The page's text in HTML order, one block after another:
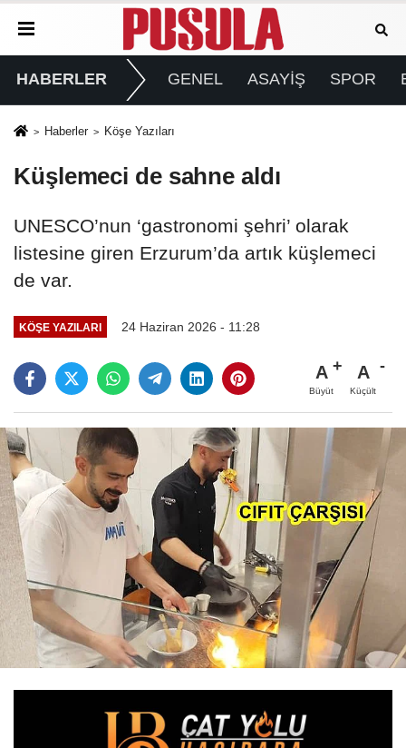
HABERLER GENEL ASAYİŞ SPOR
Haberler Köşe Yazıları
Küşlemeci de sahne aldı
UNESCO’nun ‘gastronomi şehri’ olarak
listesine giren Erzurum’da artık küşlemeci
de var.
KÖŞE YAZILARI 24 Haziran 2026 - 11:28
A
Büyüt
A
Küçült